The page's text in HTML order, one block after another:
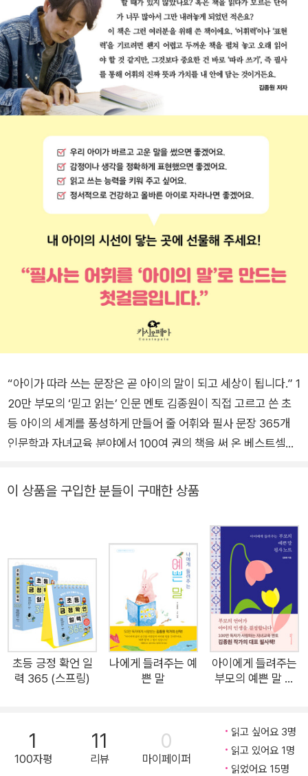
“아이가 따라 쓰는 문장은 곧 아이의 말이 되고 세상이 됩니다.” 1
20만 부모의 ‘믿고 읽는’ 인문 멘토 김종원이 직접 고르고 쓴 초
등 아이의 세계를 풍성하게 만들어 줄 어휘와 필사 문장 365개
인문학과 자녀교육 분야에서 100여 권의 책을 써 온 베스트셀러
표현력을 쑥쑥 자라나게 하는 《김종원의 초등 필사 일력 365》를
를 시작하라고 권한다. 어휘력과 표현력이란 학습과 직결되는 요
소이기도 하지만, 본질적으로 타인과 소통하고 자기 생각을 정확
하게 표현하는 데 반드시 필요한 능력이기 때문이다. 아무리 아이
를 앉혀 놓고 무작정 책을 읽히고 바른 말을 쓰도록 다그쳐도 내
아이가 쓰는 언어와 표현이 좀체 바뀌지 않는 이유는 아이가 일상
생활이나 교과서에서 접하는 어휘가 ‘아이의 말’이 되지 않고 휘
발되기 때문이다. 필사는 어휘를 ‘아이의 말’로 만드는 가장 지적
인 도구이기에, 따라 쓰는 습관만으로도 아이의 어휘력과 표현력
은 향상될 수 있다. 저자는 지난 20년간의 연구와 사색의 경험을
야 할 어휘와 필사 문장 365개를 직접 고르고 썼다. 365개의 어
휘는 초등 아이들이 일상생활이나 교과서에서 흔히 접하면서도
이 상품을 구입한 분들이 구매한 상품
초등 긍정 확언 일
력 365 (스프링)
나에게 들려주는 예
쁜 말
아이에게 들려주는
부모의 예쁜 말 필
1
100자평
11
리뷰
0
마이페이퍼
읽고 싶어요 3명
읽고 있어요 1명
읽었어요 15명